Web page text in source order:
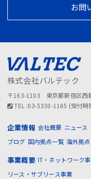
お問
株式会社バルテック
〒163-1103 東京都新宿区西
TEL :03-5330-1165 (受付
企業情報 会社概要 ニュース
ブログ 国内拠点一覧 海外拠点
事業概要 IT・ネットワーク
リース・サブリース事業